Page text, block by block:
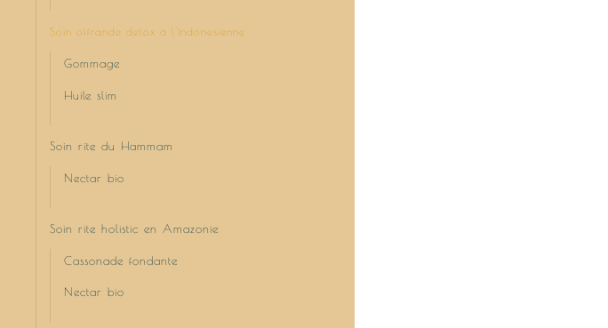
Soin offrande detox à l'Indonesienne
Gommage
Huile slim
Soin rite du Hammam
Nectar bio
Soin rite holistic en Amazonie
Cassonade fondante
Nectar bio